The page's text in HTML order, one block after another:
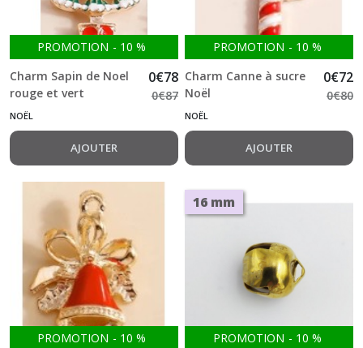
PROMOTION - 10 %
Charm Sapin de Noel
rouge et vert
0€78
0€87
NOËL
AJOUTER
PROMOTION - 10 %
Charm Canne à sucre
Noël
0€72
0€80
NOËL
AJOUTER
PROMOTION - 10 %
16 mm
PROMOTION - 10 %